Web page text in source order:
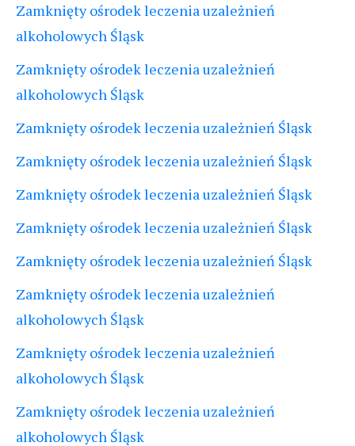
Zamknięty ośrodek leczenia uzależnień
alkoholowych Śląsk
Zamknięty ośrodek leczenia uzależnień
alkoholowych Śląsk
Zamknięty ośrodek leczenia uzależnień Śląsk
Zamknięty ośrodek leczenia uzależnień Śląsk
Zamknięty ośrodek leczenia uzależnień Śląsk
Zamknięty ośrodek leczenia uzależnień Śląsk
Zamknięty ośrodek leczenia uzależnień Śląsk
Zamknięty ośrodek leczenia uzależnień
alkoholowych Śląsk
Zamknięty ośrodek leczenia uzależnień
alkoholowych Śląsk
Zamknięty ośrodek leczenia uzależnień
alkoholowych Śląsk